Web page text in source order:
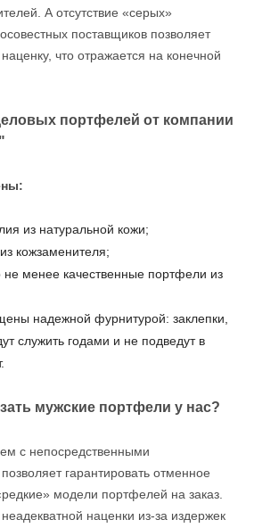
А отсутствие «серых»
поставщиков позволяет
что отражается на конечной
портфелей от компании
из натуральной кожи;
кожзаменителя;
не менее качественные портфели из
надежной фурнитурой: заклепки,
служить годами и не подведут в
мужские портфели у нас?
с непосредственными
гарантировать отменное
модели портфелей на заказ.
наценки из-за издержек